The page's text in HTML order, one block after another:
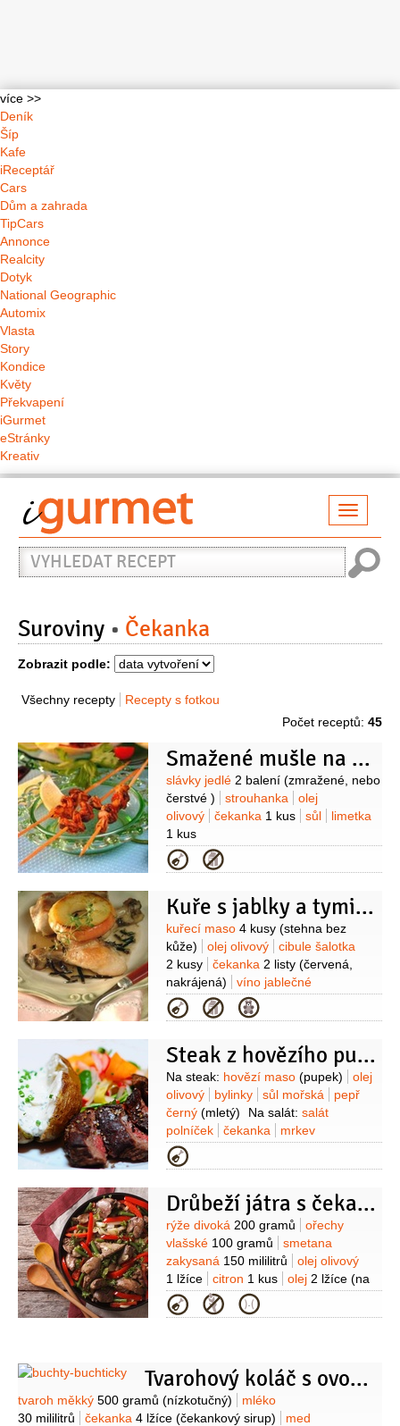
více >>
Deník
Šíp
Kafe
iReceptář
Cars
Dům a zahrada
TipCars
Annonce
Realcity
Dotyk
National Geographic
Automix
Vlasta
Story
Kondice
Květy
Překvapení
iGurmet
eStránky
Kreativ
Vyhledat
recept
Suroviny Čekanka
Zobrazit podle:
Všechny recepty
Recepty s fotkou
Počet receptů: 45
Smažené mušle na špejli
Suroviny
slávky jedlé 2 balení (zmražené, nebo
čerstvé )
strouhanka
olej
olivový
čekanka 1 kus sůl
limetka
1 kus
Kategorie
Kuře s jablky a tymiánem
Suroviny
kuřecí maso 4 kusy (stehna bez
kůže)
olej olivový
cibule šalotka
2 kusy
čekanka 2 listy (červená,
nakrájená)
víno jablečné
2 šálky
tymián1 hrst
4 kusy
moučka škrobová
Kategorie
Steak z hovězího pupku na salátě z pažitkovým dipem
Suroviny
Na steak: hovězí maso (pupek)
olej
olivový
bylinky sůl mořská
pepř
černý (mletý) Na salát: salát
polníček
čekanka
mrkev
karotka
olivový
limetka med
ocet
brambory
tvaroh měkký
jogurt
bílý
pažitka pepř černý (mletý)
Kategorie
Drůbeží játra s čekankovým salátem s rýží
Suroviny
rýže divoká 200 gramů
ořechy
vlašské 100 gramů
smetana
zakysaná 150 mililitrů
olej olivový
1 lžíce
citron 1 kus olej 2 lžíce (na
smažení)
máslo
(čestvé)
játra500 gramů (drůbeží)
Kategorie
Tvarohový koláč s ovocem a čekankovým sirupem
Suroviny
tvaroh měkký 500 gramů (nízkotučný)
mléko
30 mililitrů
čekanka 4 lžíce (čekankový sirup)
med